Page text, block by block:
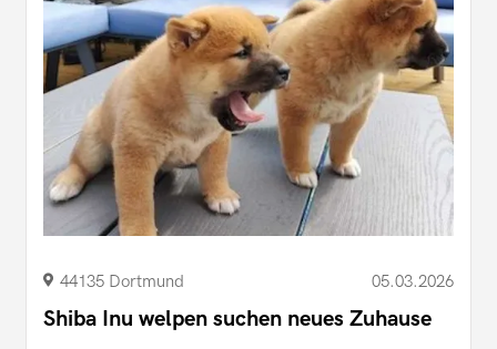
44135 Dortmund 05.03.2026
Shiba Inu welpen suchen neues Zuhause